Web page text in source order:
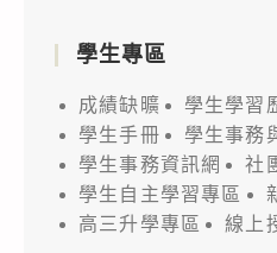
學生專區
成績缺曠
學生學習
學生手冊
學生事務
學生事務資訊網
社
學生自主學習專區
高三升學專區
線上